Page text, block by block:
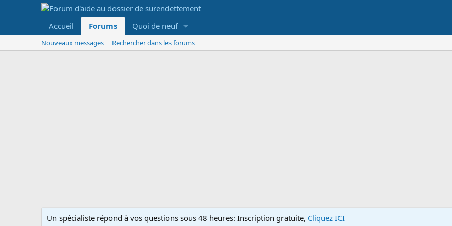
Accueil Forums Quoi de neuf
Nouveaux messages Rechercher dans les forums
Un spécialiste répond à vos questions sous 48 heures: Inscription gratuite, Cliquez ICI